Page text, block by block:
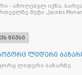
- ამოღებულ იქნა,
მეტი „Jacobs
ნიუსი
ლიდერი
ლიდერი ბაზარზე